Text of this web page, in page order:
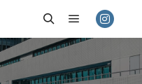
検索 メインメニ